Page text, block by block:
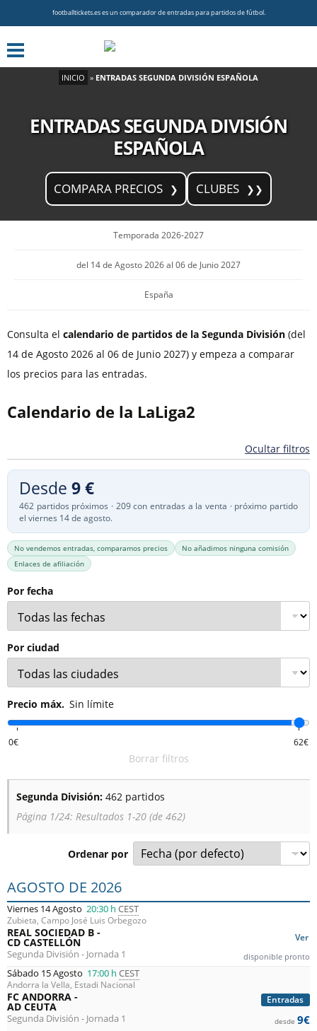
footballtickets.es es un comparador de entradas para partidos de fútbol.
INICIO » ENTRADAS SEGUNDA DIVISIÓN ESPAÑOLA
ENTRADAS SEGUNDA DIVISIÓN
ESPAÑOLA
COMPARA PRECIOS CLUBES
Temporada 2026-2027
del 14 de Agosto 2026 al 06 de Junio 2027
España
Consulta el calendario de partidos de la Segunda División (del
14 de Agosto 2026 al 06 de Junio 2027) y empeza a comparar
los precios para las entradas.
Calendario de la LaLiga2
Ocultar filtros
Desde 9 €
462 partidos próximos · 209 con entradas a la venta · próximo partido
el viernes 14 de agosto.
No vendemos entradas, comparamos precios
No añadimos ninguna comisión
Enlaces de afiliación
Por fecha
Por ciudad
Precio máx. Sin límite
Borrar filtros
Segunda División: 462 partidos
Página 1/24: Resultados 1-20 (de 462)
Ordenar por
Lista de los próximos partidos : Segunda División.
AGOSTO DE 2026
Viernes 14 Agosto 20:30 h CEST
Zubieta, Campo José Luis Orbegozo
Ver
REAL SOCIEDAD B -
CD CASTELLÓN
Segunda División - Jornada 1 disponible pronto
Sábado 15 Agosto 17:00 h CEST
Andorra la Vella, Estadi Nacional
Entradas
FC ANDORRA -
AD CEUTA
Segunda División - Jornada 1 desde 9€